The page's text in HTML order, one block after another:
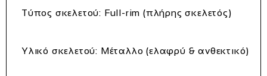
Τύπος σκελετού: Full­-rim (πλήρης σκελετός)
Υλικό σκελετού: Μέταλλο (ελαφρύ & ανθεκτικό)